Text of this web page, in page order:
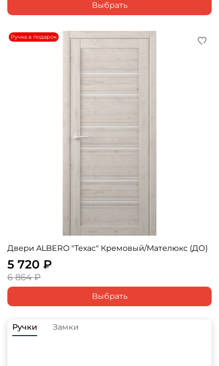
Выбрать
Ручка в подарок
Двери ALBERO "Техас" Кремовый/Мателюкс (ДО)
5 720 ₽
6 864 ₽
Выбрать
Ручки Замки